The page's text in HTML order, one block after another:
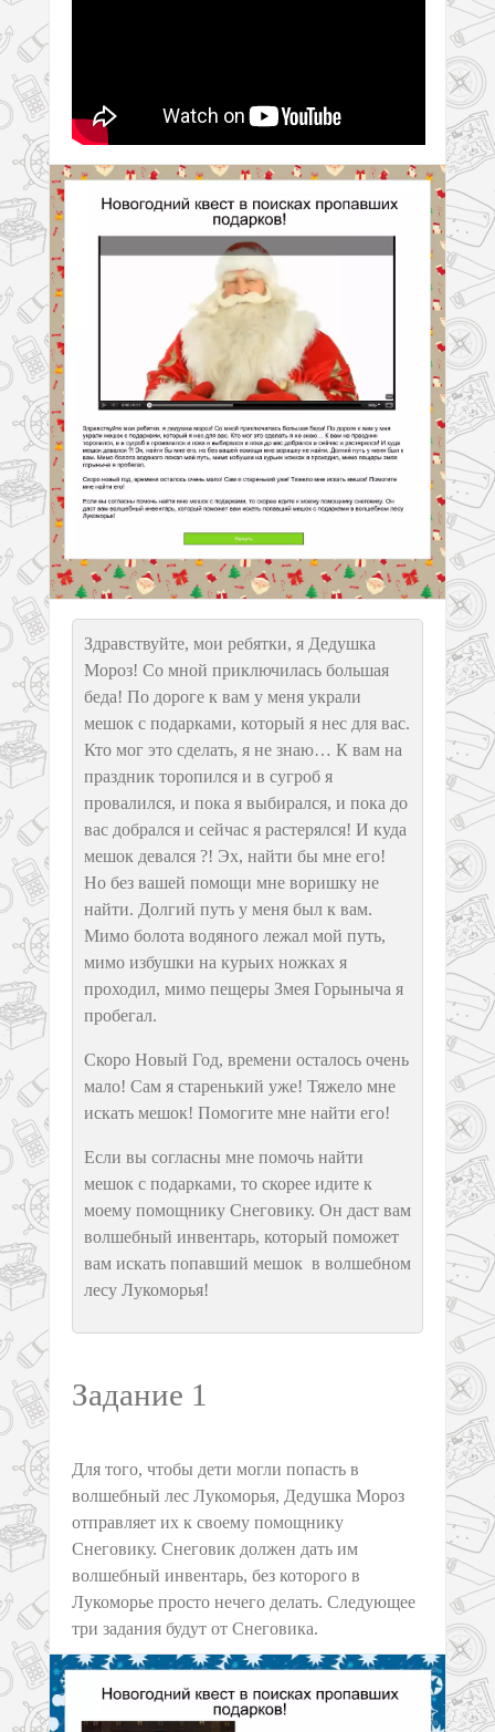
Здравствуйте, мои ребятки, я Дедушка
Мороз! Со мной приключилась большая
беда! По дороге к вам у меня украли
мешок с подарками, который я нес для вас.
Кто мог это сделать, я не знаю… К вам на
праздник торопился и в сугроб я
провалился, и пока я выбирался, и пока до
вас добрался и сейчас я растерялся! И куда
мешок девался ?! Эх, найти бы мне его!
Но без вашей помощи мне воришку не
найти. Долгий путь у меня был к вам.
Мимо болота водяного лежал мой путь,
мимо избушки на курьих ножках я
проходил, мимо пещеры Змея Горыныча я
пробегал.
Скоро Новый Год, времени осталось очень
мало! Сам я старенький уже! Тяжело мне
искать мешок! Помогите мне найти его!
Если вы согласны мне помочь найти
мешок с подарками, то скорее идите к
моему помощнику Снеговику. Он даст вам
волшебный инвентарь, который поможет
вам искать попавший мешок в волшебном
лесу Лукоморья!
Задание 1
Для того, чтобы дети могли попасть в
волшебный лес Лукоморья, Дедушка Мороз
отправляет их к своему помощнику
Снеговику. Снеговик должен дать им
волшебный инвентарь, без которого в
Лукоморье просто нечего делать. Следующее
три задания будут от Снеговика.